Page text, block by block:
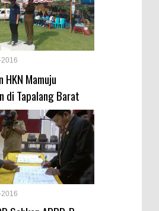
2016
Mamuju
di Tapalang Barat
2016